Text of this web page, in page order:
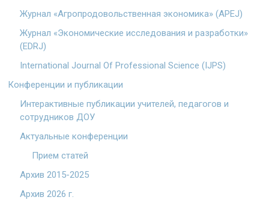
Журнал «Агропродовольственная экономика» (APEJ)
Журнал «Экономические исследования и разработки»
(EDRJ)
International Journal Of Professional Science (IJPS)
Конференции и публикации
Интерактивные публикации учителей, педагогов и
сотрудников ДОУ
Актуальные конференции
Прием статей
Архив 2015-2025
Архив 2026 г.